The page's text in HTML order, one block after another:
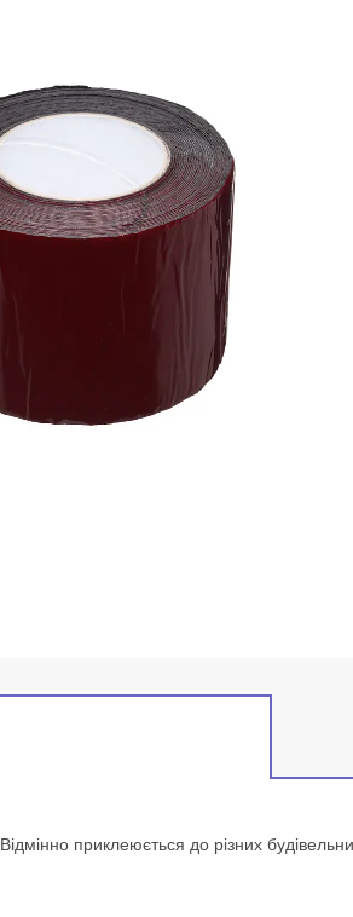
приклеюється до різних